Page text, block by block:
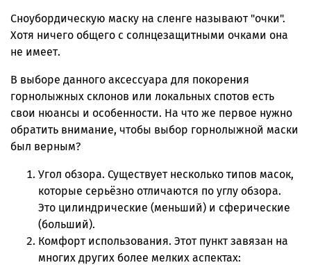
Сноубордическую маску на сленге называют "очки".
Хотя ничего общего с солнцезащитными очками она
не имеет.
В выборе данного аксессуара для покорения
горнолыжных склонов или локальных спотов есть
свои нюансы и особенности. На что же первое нужно
обратить внимание, чтобы выбор горнолыжной маски
был верным?
Угол обзора. Существует несколько типов масок,
которые серьёзно отличаются по углу обзора.
Это цилиндрические (меньший) и сферические
(больший).
Комфорт использования. Этот пункт завязан на
многих других более мелких аспектах: